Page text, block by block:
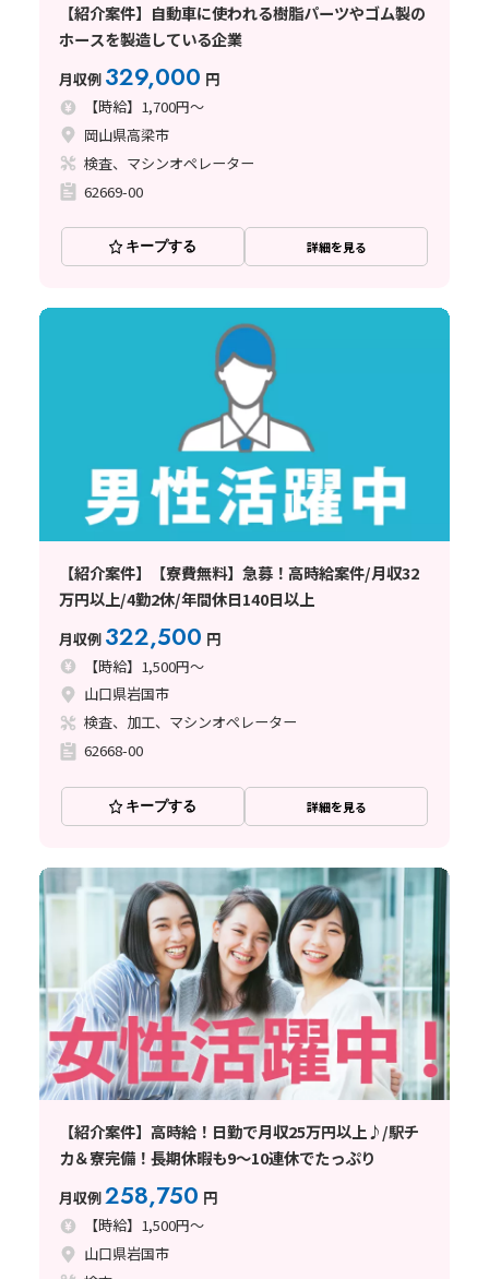
【紹介案件】自動車に使われる樹脂パーツやゴム製の
ホースを製造している企業
月収例 329,000 円
【時給】1,700円～
岡山県高梁市
検査、マシンオペレーター
62669-00
キープする 詳細を見る
【紹介案件】【寮費無料】急募！高時給案件/月収32
万円以上/4勤2休/年間休日140日以上
月収例 322,500 円
【時給】1,500円～
山口県岩国市
検査、加工、マシンオペレーター
62668-00
キープする 詳細を見る
【紹介案件】高時給！日勤で月収25万円以上♪/駅チ
カ＆寮完備！長期休暇も9～10連休でたっぷり
月収例258,750 円
【時給】1,500円～
山口県岩国市